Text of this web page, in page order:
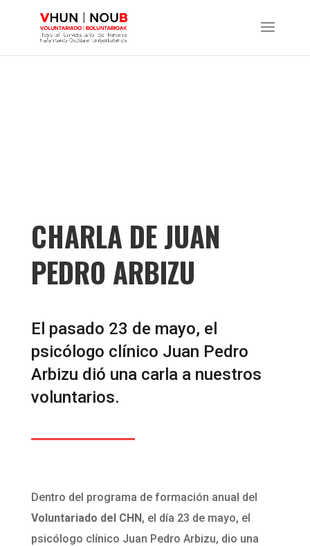
CHARLA DE JUAN
PEDRO ARBIZU
El pasado 23 de mayo, el
psicólogo clínico Juan Pedro
Arbizu dió una carla a nuestros
voluntarios.
Dentro del programa de formación anual del
Voluntariado del CHN, el día 23 de mayo, el
psicólogo clínico Juan Pedro Arbizu, dio una